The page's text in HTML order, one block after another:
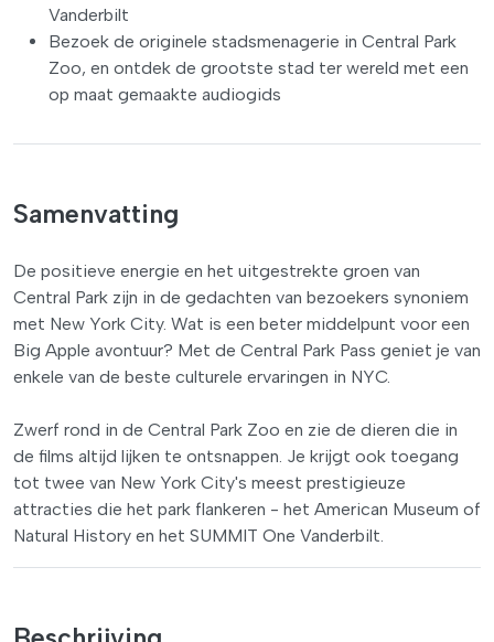
Vanderbilt
Bezoek de originele stadsmenagerie in Central Park
Zoo, en ontdek de grootste stad ter wereld met een
op maat gemaakte audiogids
Samenvatting
De positieve energie en het uitgestrekte groen van
Central Park zijn in de gedachten van bezoekers synoniem
met New York City. Wat is een beter middelpunt voor een
Big Apple avontuur? Met de Central Park Pass geniet je van
enkele van de beste culturele ervaringen in NYC.
Zwerf rond in de Central Park Zoo en zie de dieren die in
de films altijd lijken te ontsnappen. Je krijgt ook toegang
tot twee van New York City's meest prestigieuze
attracties die het park flankeren - het American Museum of
Natural History en het SUMMIT One Vanderbilt.